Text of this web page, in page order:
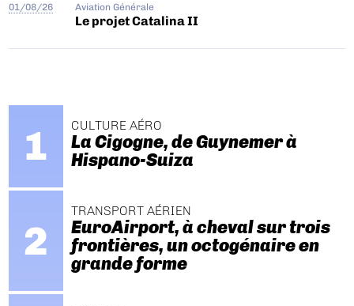
01/08/26 Aviation Générale
Le projet Catalina II
CULTURE AÉRO
La Cigogne, de Guynemer à
Hispano-Suiza
TRANSPORT AÉRIEN
EuroAirport, à cheval sur trois
frontières, un octogénaire en
grande forme